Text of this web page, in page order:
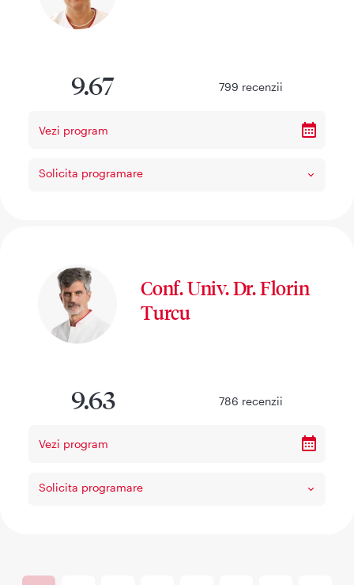
9.67 799 recenzii
Vezi program
Solicita programare
Conf. Univ. Dr. Florin
Turcu
9.63 786 recenzii
Vezi program
Solicita programare